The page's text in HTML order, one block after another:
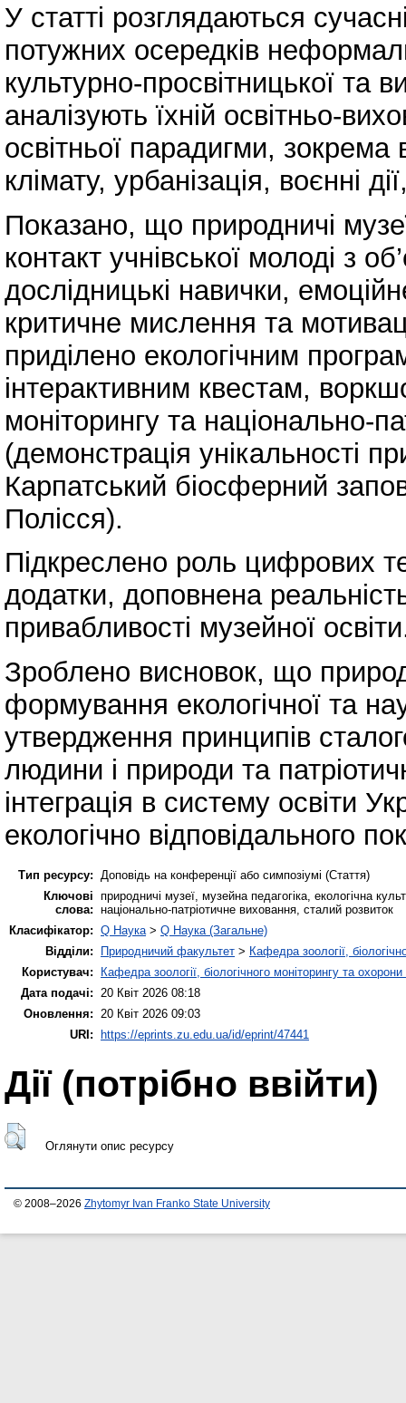
У статті розглядаються
потужних осередків
культурно-просвітницької та
аналізують їхній освітньо-
освітньої парадигми, зокрема
клімату, урбанізація, воєнні
Показано, що природничі
контакт учнівської молоді з
дослідницькі навички,
критичне мислення та
приділено екологічним
інтерактивним квестам,
моніторингу та національно-
(демонстрація унікальності
Карпатський біосферний
Полісся).
Підкреслено роль цифрових
додатки, доповнена
привабливості музейної
Зроблено висновок, що
формування екологічної та
утвердження принципів
людини і природи та
інтеграція в систему освіти
екологічно відповідального
Тип ресурсу: Доповідь на конференції або симпозіумі (Стаття)
Ключові
слова:
природничі музеї, музейна педагогіка, екологічна
національно-патріотичне виховання, сталий розвиток
Класифікатор: Q Наука> Q Наука (Загальне)
Відділи:
Природничий факультет > Кафедра зоології,
Користувач:
Кафедра зоології, біологічного моніторингу та
Дата подачі: 20 Квіт 2026 08:18
Оновлення: 20 Квіт 2026 09:03
URI:
https://eprints.zu.edu.ua/id/eprint/47441
Дії ​​(потрібно ввійти)
Оглянути опис ресурсу
© 2008–2026 Zhytomyr Ivan Franko State University